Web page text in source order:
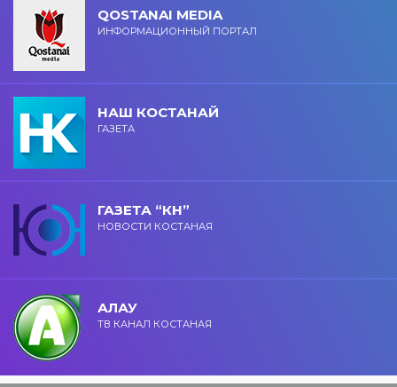
QOSTANAI MEDIA
ИНФОРМАЦИОННЫЙ ПОРТАЛ
НАШ КОСТАНАЙ
ГАЗЕТА
ГАЗЕТА “КН”
НОВОСТИ КОСТАНАЯ
АЛАУ
ТВ КАНАЛ КОСТАНАЯ